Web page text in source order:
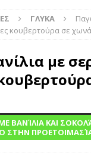
ΓΛΥΚΑ
κουβερτούρα σε
με
ΒΑΝΊΛΙΑ ΚΑΙ
ΣΤΗΝ